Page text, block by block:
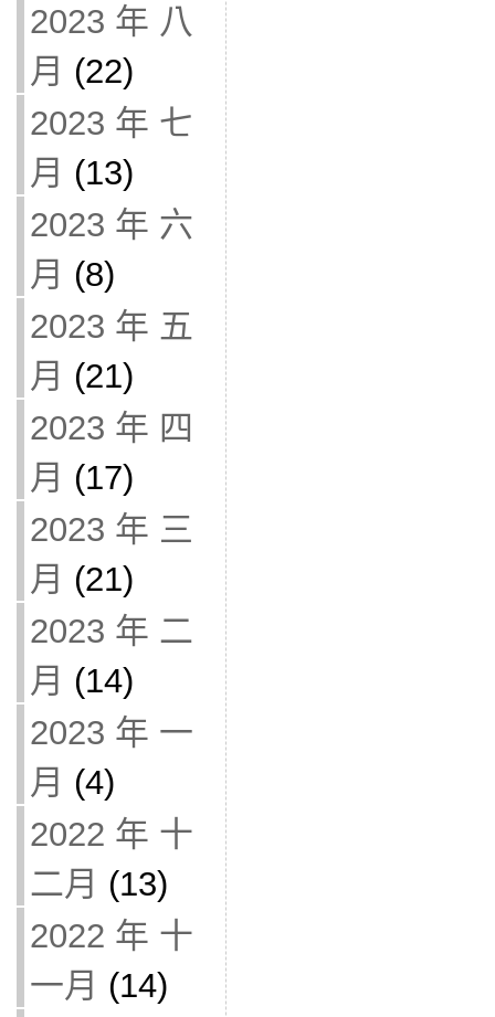
2023 年 八
月 (22)
2023 年 七
月 (13)
2023 年 六
月 (8)
2023 年 五
月 (21)
2023 年 四
月 (17)
2023 年 三
月 (21)
2023 年 二
月 (14)
2023 年 一
月 (4)
2022 年 十
二月 (13)
2022 年 十
一月 (14)